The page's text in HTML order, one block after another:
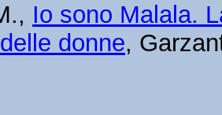
Io sono Malala.
donne,